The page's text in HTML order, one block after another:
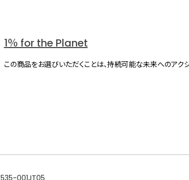
1％ for the Planet
この商品をお選びいただくことは、持続可能な未来へのア
535-001JT05